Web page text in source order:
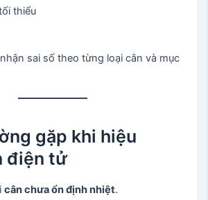
thiểu
sai số theo từng loại cân và mục
gặp khi hiệu
điện tử
cân chưa ổn định nhiệt.